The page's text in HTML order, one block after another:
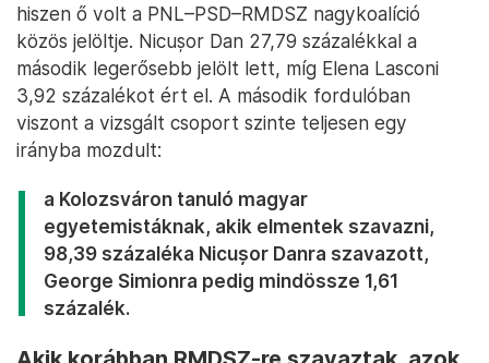
hiszen ő volt a PNL–PSD–RMDSZ nagykoalíció
közös jelöltje. Nicușor Dan 27,79 százalékkal a
második legerősebb jelölt lett, míg Elena Lasconi
3,92 százalékot ért el. A második fordulóban
viszont a vizsgált csoport szinte teljesen egy
irányba mozdult:
a Kolozsváron tanuló magyar
egyetemistáknak, akik elmentek szavazni,
98,39 százaléka Nicușor Danra szavazott,
George Simionra pedig mindössze 1,61
százalék.